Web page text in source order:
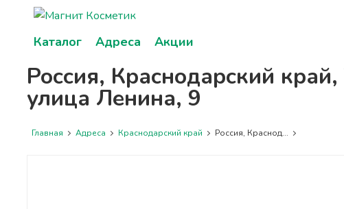
Каталог Адреса Акции
Россия, Краснодарский
улица Ленина, 9
Главная Адреса Краснодарский край Россия, Краснод...